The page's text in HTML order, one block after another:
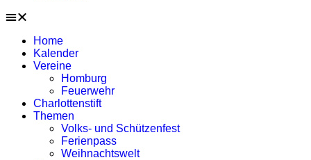
Home
Kalender
Vereine
Homburg
Feuerwehr
Charlottenstift
Themen
Volks- und Schützenfest
Ferienpass
Weihnachtswelt